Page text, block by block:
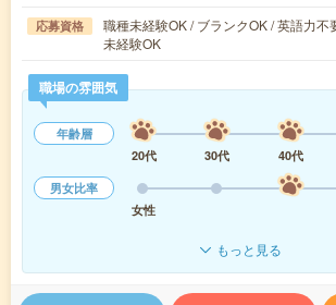
応募資格
職種未経験OK / ブランクOK / 英語力不
未経験OK
職場の雰囲気
年齢層
20代
30代 40代
男女比率
女性
もっと見る